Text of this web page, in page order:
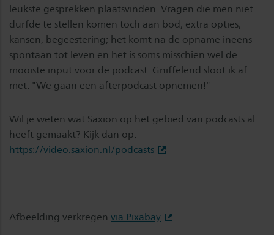
leukste gesprekken plaatsvinden. Vragen die men niet
durfde te stellen komen toch aan bod, extra opties,
kansen, begeestering; het komt na de opname ineens
spontaan tot leven en het is soms misschien wel de
mooiste input voor de podcast. Gniffelend sloot ik af
met: "We gaan een afterpodcast opnemen!"
Wil je weten wat Saxion op het gebied van podcasts al
heeft gemaakt? Kijk dan op:
https://video.saxion.nl/podcasts
Afbeelding verkregen via Pixabay